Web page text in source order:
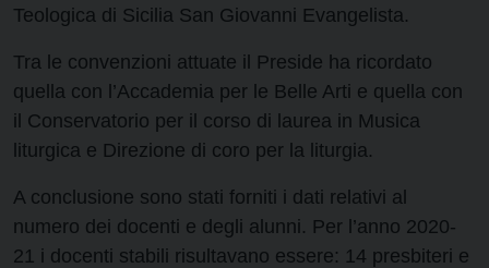
Teologica di Sicilia San Giovanni Evangelista.
Tra le convenzioni attuate il Preside ha ricordato
quella con l’Accademia per le Belle Arti e quella con
il Conservatorio per il corso di laurea in Musica
liturgica e Direzione di coro per la liturgia.
A conclusione sono stati forniti i dati relativi al
numero dei docenti e degli alunni. Per l’anno 2020-
21 i docenti stabili risultavano essere: 14 presbiteri e